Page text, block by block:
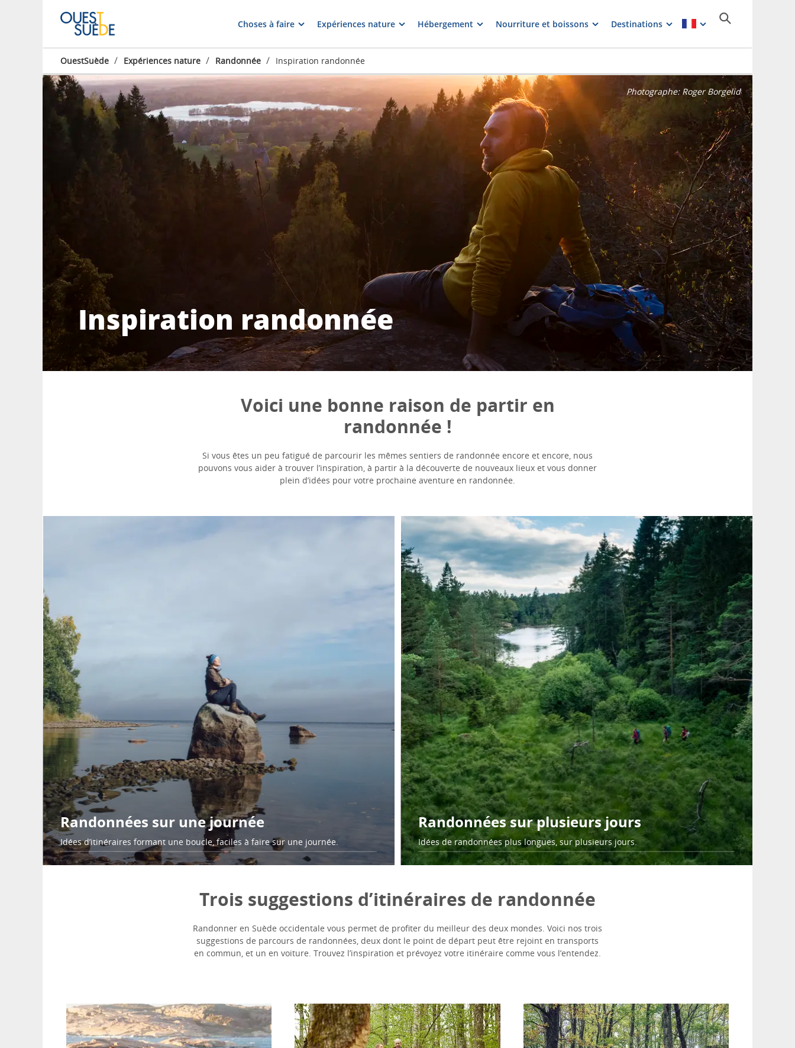
Choses à faire Expériences nature Hébergement Nourriture et boissons Destinations
OuestSuède / Expériences nature / Randonnée / Inspiration randonnée
Inspiration randonnée
Photographe: Roger Borgelid
Voici une bonne raison de partir en
randonnée !
Si vous êtes un peu fatigué de parcourir les mêmes sentiers de randonnée encore et encore, nous
pouvons vous aider à trouver l’inspiration, à partir à la découverte de nouveaux lieux et vous donner
plein d’idées pour votre prochaine aventure en randonnée.
Randonnées sur une journée
Idées d’itinéraires formant une boucle, faciles à faire sur une journée.
Randonnées sur plusieurs jours
Idées de randonnées plus longues, sur plusieurs jours.
Trois suggestions d’itinéraires de randonnée
Randonner en Suède occidentale vous permet de profiter du meilleur des deux mondes. Voici nos trois
suggestions de parcours de randonnées, deux dont le point de départ peut être rejoint en transports
en commun, et un en voiture. Trouvez l’inspiration et prévoyez votre itinéraire comme vous l’entendez.